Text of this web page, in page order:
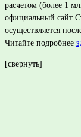
расчетом (более 1
официальный сайт
осуществляется
Читайте подробнее
[свернуть]